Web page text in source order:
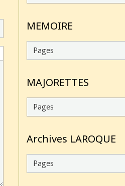
MEMOIRE
MAJORETTES
Archives LAROQUE